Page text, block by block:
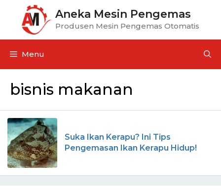
Aneka Mesin Pengemas
Produsen Mesin Pengemas Otomatis
Menu
bisnis makanan
Suka Ikan Kerapu? Ini Tips
Pengemasan Ikan Kerapu Hidup!